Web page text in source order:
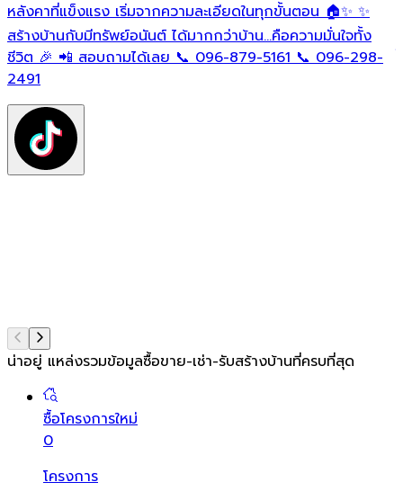
หลังคาที่แข็งแรง เริ่มจากความละเอียดในทุกขั้นตอน 🏠✨ ✨
สร้างบ้านกับมีทรัพย์อนันต์ ได้มากกว่าบ้าน…คือความมั่นใจทั้ง
ชีวิต 🎉 📲 สอบถามได้เลย 📞 096-879-5161 📞 096-298-
2491
น่าอยู่ แหล่งรวมข้อมูลซื้อขาย-เช่า-รับสร้างบ้านที่ครบที่สุด
ซื้อโครงการใหม่
0
โครงการ